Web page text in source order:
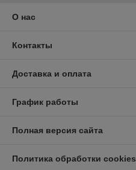
О нас
Контакты
Доставка и оплата
График работы
Полная версия сайта
Политика обработки cookies